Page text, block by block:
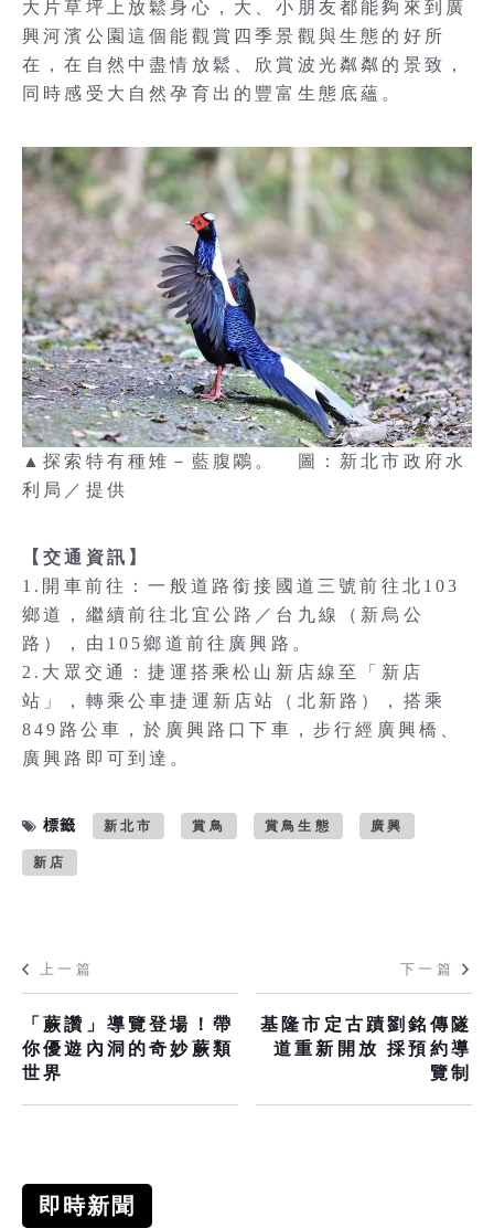
大片草坪上放鬆身心，大、小朋友都能夠來到廣
興河濱公園這個能觀賞四季景觀與生態的好所
在，在自然中盡情放鬆、欣賞波光粼粼的景致，
同時感受大自然孕育出的豐富生態底蘊。
▲探索特有種雉－藍腹鷴。 圖：新北市政府水
利局／提供
【交通資訊】
1.開車前往：一般道路銜接國道三號前往北103
鄉道，繼續前往北宜公路／台九線（新烏公
路），由105鄉道前往廣興路。
2.大眾交通：捷運搭乘松山新店線至「新店
站」，轉乘公車捷運新店站（北新路），搭乘
849路公車，於廣興路口下車，步行經廣興橋、
廣興路即可到達。
標籤 新北市 賞鳥 賞鳥生態 廣興
新店
上一篇
「蕨讚」導覽登場！帶
你優遊內洞的奇妙蕨類
世界
下一篇
基隆市定古蹟劉銘傳隧
道重新開放 採預約導
覽制
即時新聞